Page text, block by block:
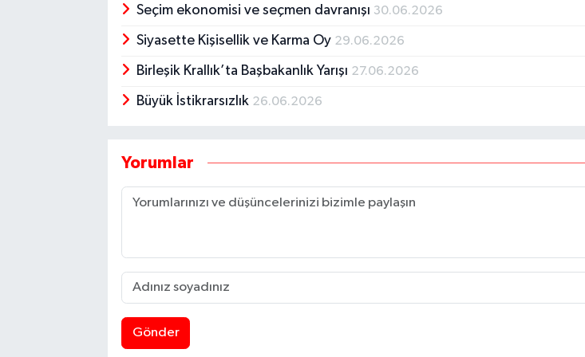
Seçim ekonomisi ve seçmen davranışı 30.06.2026
Siyasette Kişisellik ve Karma Oy 29.06.2026
Birleşik Krallık’ta Başbakanlık Yarışı 27.06.2026
Büyük İstikrarsızlık 26.06.2026
Yorumlar
Gönder